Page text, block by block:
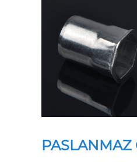
PASLANMAZ